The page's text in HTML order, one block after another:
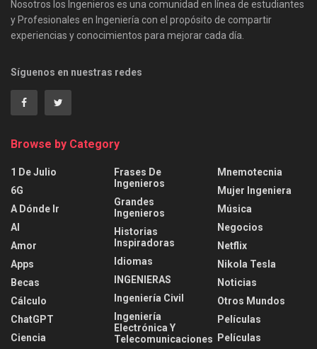
Nosotros los Ingenieros es una comunidad en línea de estudiantes
y Profesionales en Ingeniería con el propósito de compartir
experiencias y conocimientos para mejorar cada día.
Síguenos en nuestras redes
Browse by Category
1 De Julio
6G
A Dónde Ir
AI
Amor
Apps
Becas
Cálculo
ChatGPT
Ciencia
Frases De
Ingenieros
Grandes
Ingenieros
Historias
Inspiradoras
Idiomas
INGENIERAS
Ingeniería Civil
Ingeniería
Electrónica Y
Telecomunicaciones
Mnemotecnia
Mujer Ingeniera
Música
Negocios
Netflix
Nikola Tesla
Noticias
Otros Mundos
Películas
Películas